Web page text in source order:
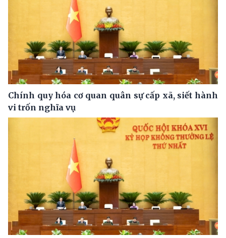
Chính quy hóa cơ quan quân sự cấp xã, siết hành
vi trốn nghĩa vụ